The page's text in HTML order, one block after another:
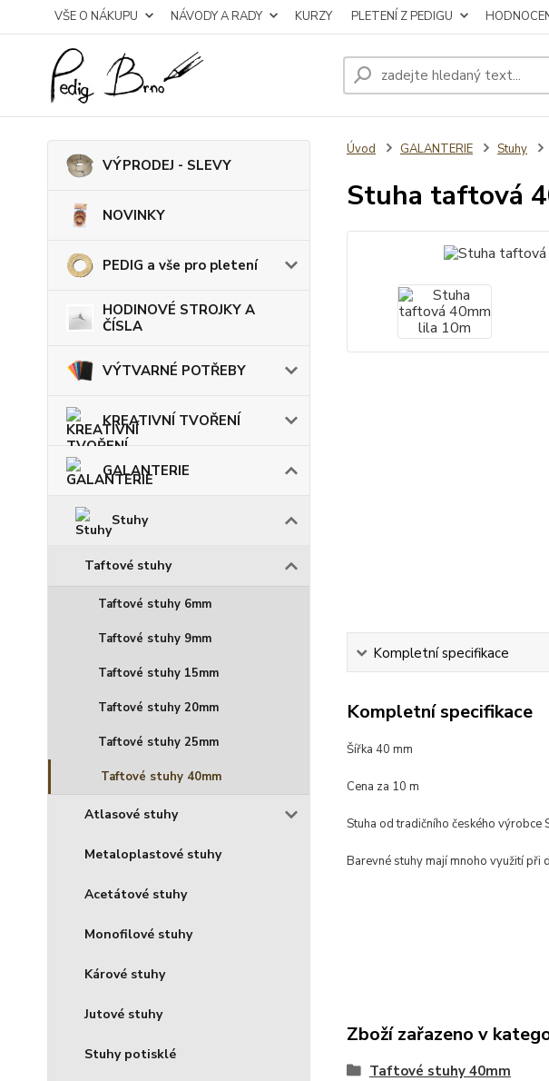
VŠE O NÁKUPU NÁVODY A RADY KURZY PLETENÍ Z PEDIGU
VÝPRODEJ - SLEVY
NOVINKY
PEDIG a vše pro pletení
HODINOVÉ STROJKY A
ČÍSLA
VÝTVARNÉ POTŘEBY
KREATIVNÍ TVOŘENÍ
GALANTERIE
Stuhy
Taftové stuhy
Taftové stuhy 6mm
Taftové stuhy 9mm
Taftové stuhy 15mm
Taftové stuhy 20mm
Taftové stuhy 25mm
Taftové stuhy 40mm
Atlasové stuhy
Metaloplastové stuhy
Acetátové stuhy
Monofilové stuhy
Kárové stuhy
Jutové stuhy
Stuhy potisklé
Úvod GALANTERIE Stuhy
Stuha taftová
Kompletní specifikace
Kompletní specifikace
Šířka 40 mm
Cena za 10 m
Stuha od tradičního českého výrobce
Barevné stuhy mají mnoho využití při
Zboží zařazeno v
Taftové stuhy 40mm